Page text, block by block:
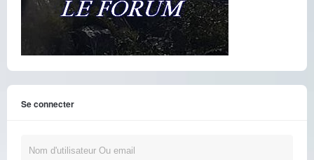
Se connecter